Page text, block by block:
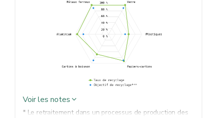
Voir les notes
* Le retraitement dans un processus de production des